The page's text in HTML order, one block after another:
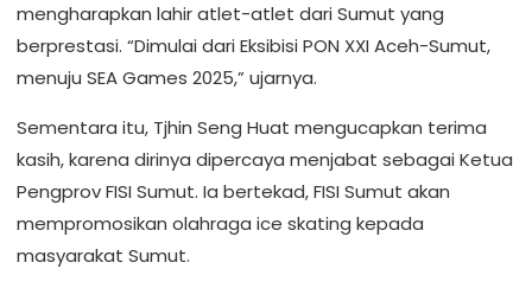
mengharapkan lahir atlet-atlet dari Sumut yang
berprestasi. “Dimulai dari Eksibisi PON XXI Aceh-Sumut,
menuju SEA Games 2025,” ujarnya.
Sementara itu, Tjhin Seng Huat mengucapkan terima
kasih, karena dirinya dipercaya menjabat sebagai Ketua
Pengprov FISI Sumut. Ia bertekad, FISI Sumut akan
mempromosikan olahraga ice skating kepada
masyarakat Sumut.